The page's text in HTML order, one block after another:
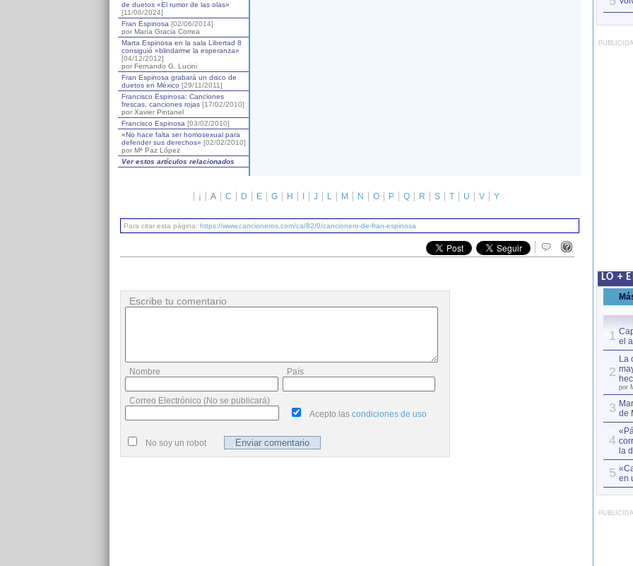
de duetos «El rumor de las olas»
[11/06/2024]
Fran Espinosa [02/06/2014]
por María Gracia Correa
Marta Espinosa en la sala Libertad 8
consiguió «blindarme la esperanza»
[04/12/2012]
por Fernando G. Lucini
Fran Espinosa grabará un disco de
duetos en México [29/11/2011]
Francisco Espinosa: Canciones
frescas, canciones rojas [17/02/2010]
por Xavier Pintanel
Francisco Espinosa [03/02/2010]
«No hace falta ser homosexual para
defender sus derechos» [02/02/2010]
por Mª Paz López
Ver estos artículos relacionados
¡ A C D E G H J L M N O P Q R S T U V Y
Para citar esta página: https://www.cancioneros.com/ca/82/0/cancionero-de-fran-espinosa
Escribe tu comentario
Nombre País
Correo Electrónico (No se publicará)
Acepto las condiciones de uso
No soy un robot
LO +
1 el
2
La
por
3 de
4
la
5 en